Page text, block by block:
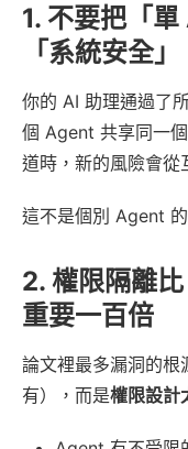
1. 不要把「
「系統安全」
你的 AI 助理通過了
個 Agent 共享同一
道時，新的風險會從
這不是個別 Agent
2. 權限隔離
重要一百倍
論文裡最多漏洞的
有），而是權限設計